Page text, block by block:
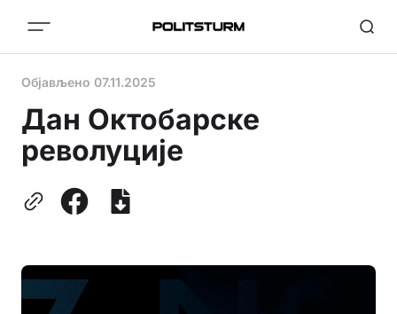
Објављено 07.11.2025
Дан Октобарске
револуције